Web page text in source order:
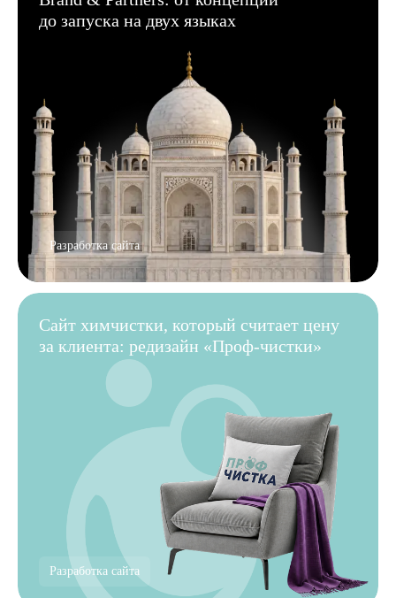
до запуска на двух языках
Разработка сайта
Сайт химчистки, который считает цену
за клиента: редизайн «Проф-чистки»
Разработка сайта